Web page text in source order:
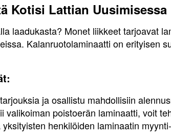
Kotisi Lattian Uusimisessa
laadukasta? Monet liikkeet tarjoavat
Kalanruotolaminaatti on erityisen
ja osallistu mahdollisiin
valikoiman poistoerän laminaatti, voit
henkilöiden laminaatin